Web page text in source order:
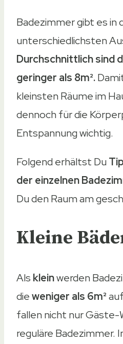
Badezimmer gibt es in
unterschiedlichsten
Durchschnittlich sind
geringer als 8m².
kleinsten Räume im
dennoch für die
Entspannung wichtig.
Folgend erhältst Du
der einzelnen
Du den Raum am
Kleine
Als kleinwerden
dieweniger als 6m²
fallen nicht nur Gäste-
reguläre Badezimmer.